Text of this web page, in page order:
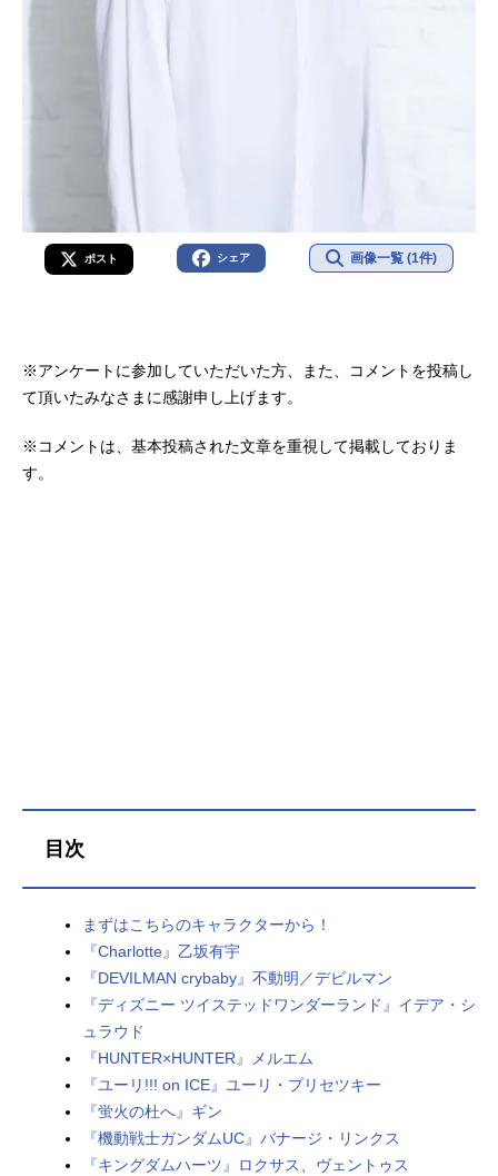
ポスト シェア 画像一覧 (1件)
※アンケートに参加していただいた方、また、コメントを投稿し
て頂いたみなさまに感謝申し上げます。
※コメントは、基本投稿された文章を重視して掲載しておりま
す。
目次
まずはこちらのキャラクターから！
『Charlotte』乙坂有宇
『DEVILMAN crybaby』不動明／デビルマン
『ディズニー ツイステッドワンダーランド』イデア・シ
ュラウド
『HUNTER×HUNTER』メルエム
『ユーリ!!! on ICE』ユーリ・プリセツキー
『蛍火の杜へ』ギン
『機動戦士ガンダムUC』バナージ・リンクス
『キングダムハーツ』ロクサス、ヴェントゥス